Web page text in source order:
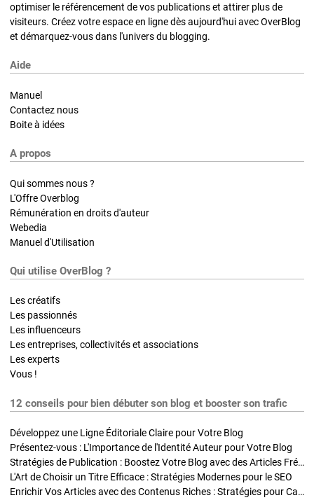
optimiser le référencement de vos publications et attirer plus de
visiteurs. Créez votre espace en ligne dès aujourd'hui avec OverBlog
et démarquez-vous dans l'univers du blogging.
Aide
Manuel
Contactez nous
Boite à idées
A propos
Qui sommes nous ?
L'Offre Overblog
Rémunération en droits d'auteur
Webedia
Manuel d'Utilisation
Qui utilise OverBlog ?
Les créatifs
Les passionnés
Les influenceurs
Les entreprises, collectivités et associations
Les experts
Vous !
12 conseils pour bien débuter son blog et booster son trafic
Développez une Ligne Éditoriale Claire pour Votre Blog
Présentez-vous : L'Importance de l'Identité Auteur pour Votre Blog
Stratégies de Publication : Boostez Votre Blog avec des Articles Fréquents et Exclusifs
L'Art de Choisir un Titre Efficace : Stratégies Modernes pour le SEO
Enrichir Vos Articles avec des Contenus Riches : Stratégies pour Captiver et Optimiser